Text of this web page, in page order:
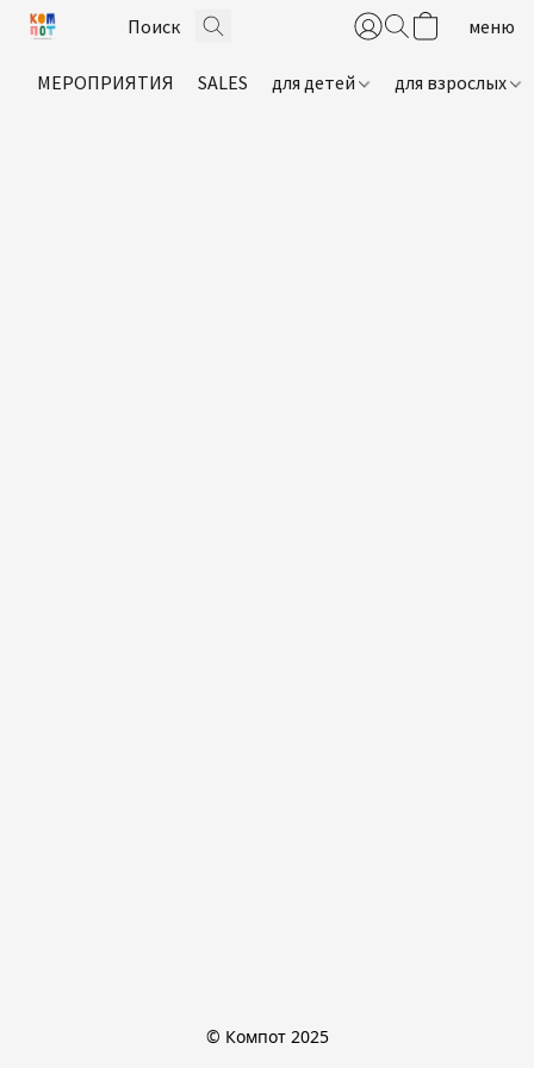
МЕРОПРИЯТИЯ SALES для детей для взрослых
© Компот 2025